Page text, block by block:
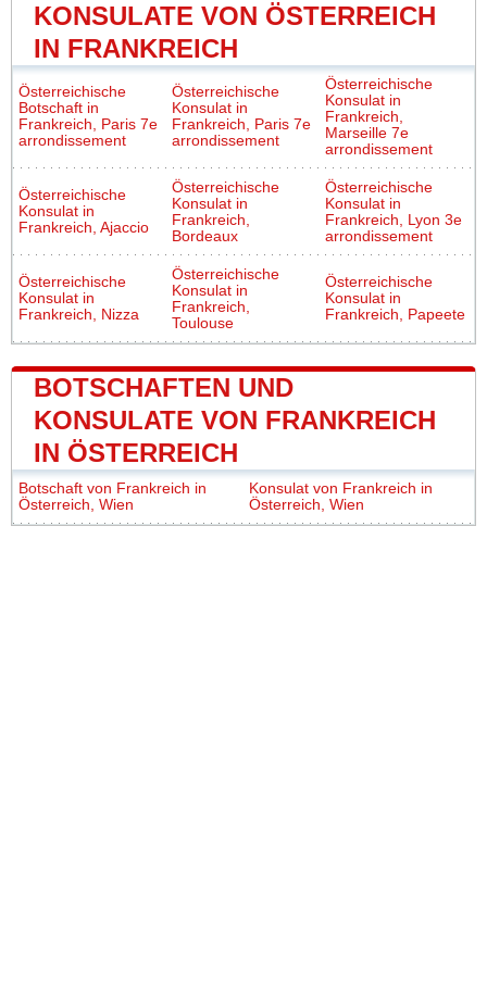
KONSULATE VON ÖSTERREICH
IN FRANKREICH
Österreichische
Botschaft in
Frankreich, Paris 7e
arrondissement
Österreichische
Konsulat in
Frankreich, Paris 7e
arrondissement
Österreichische
Konsulat in
Frankreich,
Marseille 7e
arrondissement
Österreichische
Konsulat in
Frankreich, Ajaccio
Österreichische
Konsulat in
Frankreich,
Bordeaux
Österreichische
Konsulat in
Frankreich, Lyon 3e
arrondissement
Österreichische
Konsulat in
Frankreich, Nizza
Österreichische
Konsulat in
Frankreich,
Toulouse
Österreichische
Konsulat in
Frankreich, Papeete
BOTSCHAFTEN UND
KONSULATE VON FRANKREICH
IN ÖSTERREICH
Botschaft von Frankreich in
Österreich, Wien
Konsulat von Frankreich in
Österreich, Wien